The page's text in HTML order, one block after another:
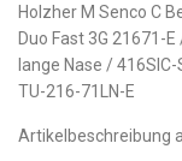
Holzher M Senco C
Duo Fast 3G 21671-
lange Nase /
TU-216-71LN-E
Artikelbeschreibung